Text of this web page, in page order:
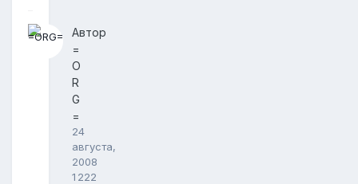
Автор
=
O
R
G
=
24
августа,
2008
1 222